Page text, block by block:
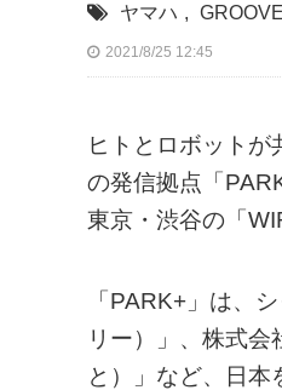
ヤマハ ,
2021/8/25 12:45
ヒトとロボット
の発信拠点「
東京・渋谷の「
「PARK+」は、
リー）」、株式
と）」など、日本